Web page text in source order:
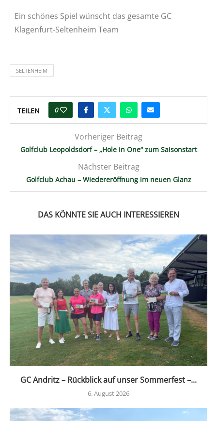
Ein schönes Spiel wünscht das gesamte GC
Klagenfurt-Seltenheim Team
SELTENHEIM
TEILEN 0
Vorheriger Beitrag
Golfclub Leopoldsdorf – „Hole in One“ zum Saisonstart
Nächster Beitrag
Golfclub Achau – Wiedereröffnung im neuen Glanz
DAS KÖNNTE SIE AUCH INTERESSIEREN
GC Andritz – Rückblick auf unser Sommerfest –...
6. August 2026